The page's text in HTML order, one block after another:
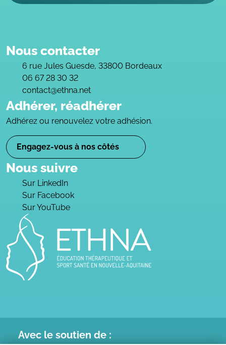
Nous contacter
6 rue Jules Guesde, 33800 Bordeaux
06 67 28 30 32
contact@ethna.net
Adhérer, réadhérer
Adhérez ou renouvelez votre adhésion.
Engagez-vous à nos côtés
Nous suivre
Sur LinkedIn
Sur Facebook
Sur YouTube
Avec le soutien de :